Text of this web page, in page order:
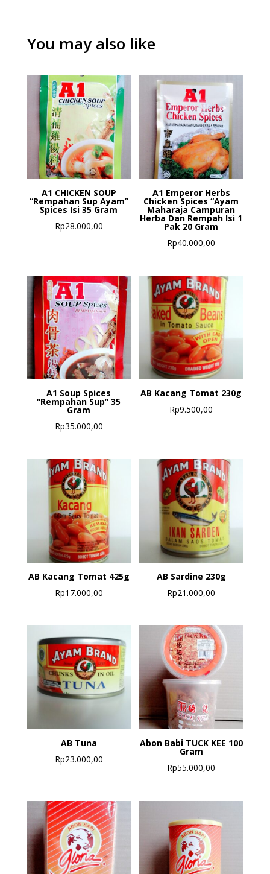
You may also like
A1 CHICKEN SOUP
“Rempahan Sup Ayam”
Spices Isi 35 Gram
Rp28.000,00
A1 Emperor Herbs
Chicken Spices “Ayam
Maharaja Campuran
Herba Dan Rempah Isi 1
Pak 20 Gram
Rp40.000,00
A1 Soup Spices
“Rempahan Sup” 35
Gram
Rp35.000,00
AB Kacang Tomat 230g
Rp9.500,00
AB Kacang Tomat 425g
Rp17.000,00
AB Sardine 230g
Rp21.000,00
AB Tuna
Rp23.000,00
Abon Babi TUCK KEE 100
Gram
Rp55.000,00